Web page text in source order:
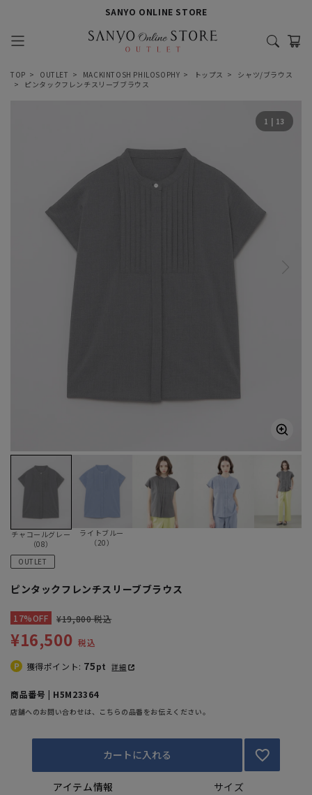
SANYO ONLINE STORE
TOP OUTLET MACKINTOSH PHILOSOPHY トップス
シャツ/ブラウス
ピンタックフレンチスリーブブラウス
1 | 13
チャコールグレー
（08）
ライトブルー
（20）
OUTLET
ピンタックフレンチスリーブブラウス
17%OFF ¥19,800 税込
¥16,500 税込
獲得ポイント: 75pt 詳細
商品番号 | H5M23364
店舗へのお問い合わせは、こちらの品番をお伝えください。
カートに入れる
アイテム情報 サイズ